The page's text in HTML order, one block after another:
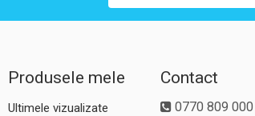
Produsele mele
Ultimele vizualizate
Contact
0770 809 000